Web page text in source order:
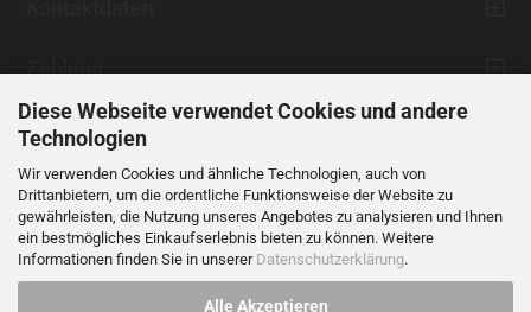
Diese Webseite verwendet Cookies und andere
Technologien
Wir verwenden Cookies und ähnliche Technologien, auch von
Drittanbietern, um die ordentliche Funktionsweise der Website zu
gewährleisten, die Nutzung unseres Angebotes zu analysieren und Ihnen
ein bestmögliches Einkaufserlebnis bieten zu können. Weitere
Informationen finden Sie in unserer Datenschutzerklärung.
Alle Akzeptieren
Zahlung
Vertrag widerrufen